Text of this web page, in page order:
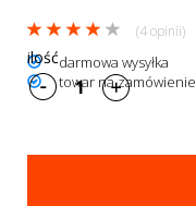
samochodowe
(4 opinii)
darmowa wysyłka
towar na zamówienie
ilość